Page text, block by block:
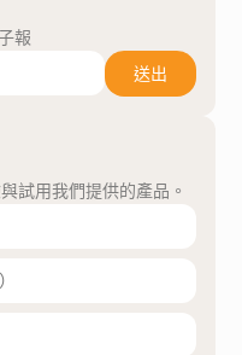
報
送出
試用我們提供的產品。